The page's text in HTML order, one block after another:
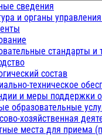
сведения
и органы
стандарты и
состав
техническое
и меры поддержки
образовательные
хозяйственная
места для приема